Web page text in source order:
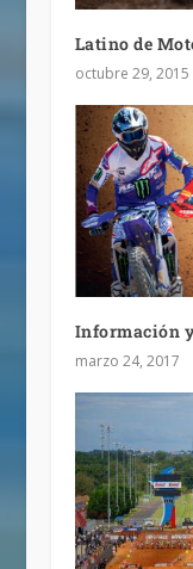
Latino de
octubre 29, 2015
Información
marzo 24, 2017